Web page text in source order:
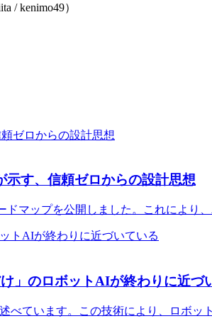
/ kenimo49）
す、信頼ゼロからの設計思想
マップを公開しました。これにより
」のロボットAIが終わりに近づ
べています。この技術により、ロボッ